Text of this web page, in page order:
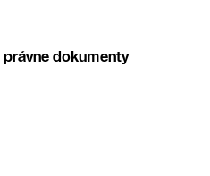
dokumenty